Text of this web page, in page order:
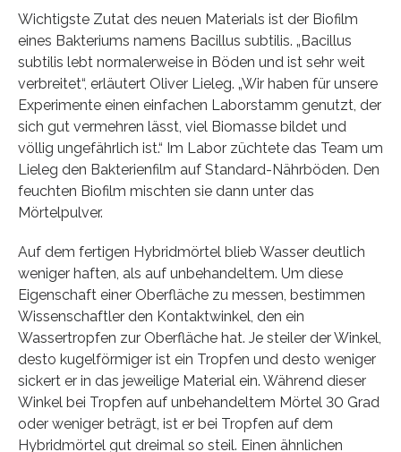
Wichtigste Zutat des neuen Materials ist der Biofilm
eines Bakteriums namens Bacillus subtilis. „Bacillus
subtilis lebt normalerweise in Böden und ist sehr weit
verbreitet“, erläutert Oliver Lieleg. „Wir haben für unsere
Experimente einen einfachen Laborstamm genutzt, der
sich gut vermehren lässt, viel Biomasse bildet und
völlig ungefährlich ist.“ Im Labor züchtete das Team um
Lieleg den Bakterienfilm auf Standard-Nährböden. Den
feuchten Biofilm mischten sie dann unter das
Mörtelpulver.
Auf dem fertigen Hybridmörtel blieb Wasser deutlich
weniger haften, als auf unbehandeltem. Um diese
Eigenschaft einer Oberfläche zu messen, bestimmen
Wissenschaftler den Kontaktwinkel, den ein
Wassertropfen zur Oberfläche hat. Je steiler der Winkel,
desto kugelförmiger ist ein Tropfen und desto weniger
sickert er in das jeweilige Material ein. Während dieser
Winkel bei Tropfen auf unbehandeltem Mörtel 30 Grad
oder weniger beträgt, ist er bei Tropfen auf dem
Hybridmörtel gut dreimal so steil. Einen ähnlichen